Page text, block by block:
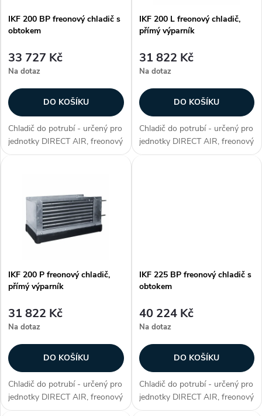
í
p
r
o
d
u
s
p
r
o
d
ů
IKF 200 BP freonový chladič s
obtokem
33 727 Kč
Na dotaz
DO KOŠÍKU
Chladič do potrubí - určený pro
jednotky DIRECT AIR, freonový
chladič s obtokem, max.
hliníkové lamely na měděných...
IKF 200 L freonový chladič,
přímý výparník
31 822 Kč
Na dotaz
DO KOŠÍKU
Chladič do potrubí - určený pro
jednotky DIRECT AIR, freonový
chladič, přímý výparník, max.
IKF 200 P freonový chladič,
přímý výparník
31 822 Kč
Na dotaz
DO KOŠÍKU
Chladič do potrubí - určený pro
jednotky DIRECT AIR, freonový
chladič, přímý výparník, max.
IKF 225 BP freonový chladič s
obtokem
40 224 Kč
Na dotaz
DO KOŠÍKU
Chladič do potrubí - určený pro
jednotky DIRECT AIR, freonový
chladič s obtokem, max.